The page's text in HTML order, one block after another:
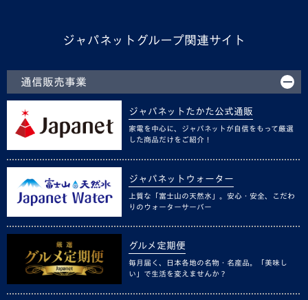
ジャパネットグループ関連サイト
通信販売事業
ジャパネットたかた公式通販
家電を中心に、ジャパネットが自信をもって厳選
した商品だけをご紹介！
ジャパネットウォーター
上質な「富士山の天然水」。安心・安全、こだわ
りのウォーターサーバー
グルメ定期便
毎月届く、日本各地の名物・名産品。「美味し
い」で生活を変えませんか？